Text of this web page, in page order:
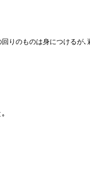
りのものは身につけるが